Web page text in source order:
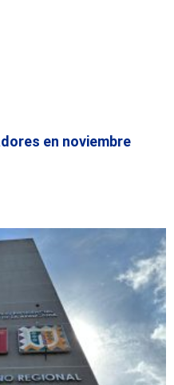
en noviembre